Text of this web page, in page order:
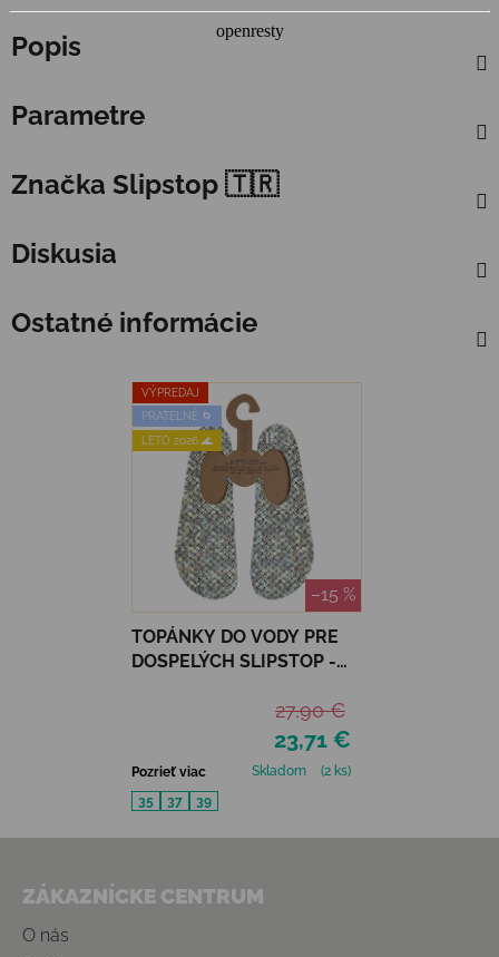
Popis
Parametre
Značka Slipstop 🇹🇷
Diskusia
Ostatné informácie
VÝPREDAJ
PRATEĽNÉ 🌀
LETO 2026 🌊
–15 %
TOPÁNKY DO VODY PRE
DOSPELÝCH SLIPSTOP -
23,71 €
27,90 €
Pozrieť viac Skladom
(2 ks)
35
37 39
ZÁKAZNÍCKE CENTRUM
O nás